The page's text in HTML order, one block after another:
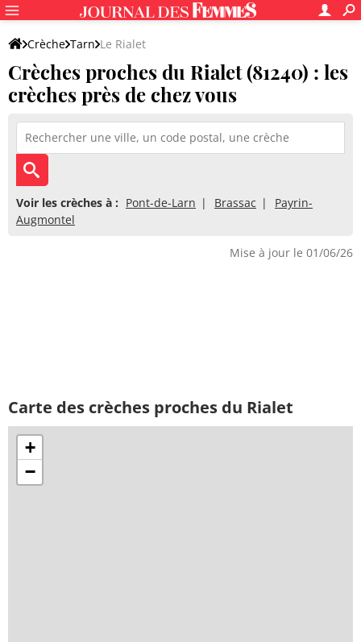
Crèche Tarn Le Rialet
Crèches proches du Rialet (81240) : les
crèches près de chez vous
Voir les crèches à : Pont-de-Larn Brassac
Payrin-
Augmontel
Mise à jour le 01/06/26
Carte des crèches proches du Rialet
+
−